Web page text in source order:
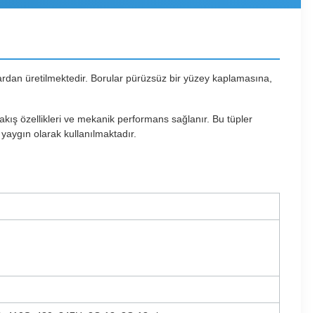
üretilmektedir. Borular pürüzsüz bir yüzey kaplamasına,
özellikleri ve mekanik performans sağlanır. Bu tüpler
olarak kullanılmaktadır.